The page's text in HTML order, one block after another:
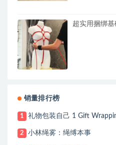
超实用捆绑
销量排行榜
1 礼物包装自己 1 Gift
2 小林绳雾：绳缚本事